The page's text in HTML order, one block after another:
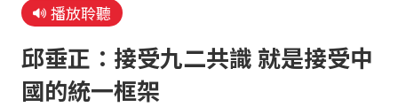
播放聆聽
邱垂正：接受九二共識 就是接受中
國的統一框架